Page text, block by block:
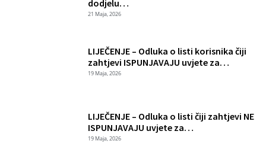
dodjelu…
21 Maja, 2026
LIJEČENJE – Odluka o listi korisnika čiji
zahtjevi ISPUNJAVAJU uvjete za…
19 Maja, 2026
LIJEČENJE – Odluka o listi čiji zahtjevi NE
ISPUNJAVAJU uvjete za…
19 Maja, 2026